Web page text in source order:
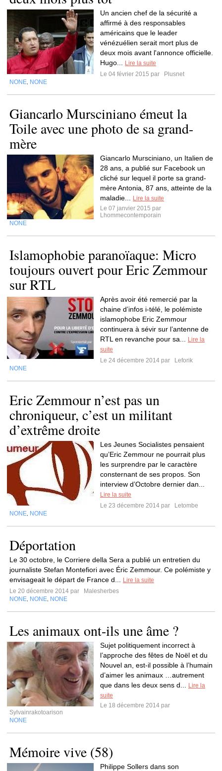
Un ancien chef de la sécurité a
affirmé à des responsables
américains que le leader
vénézuélien serait mort plus de
deux mois avant l'annonce officielle.
Hugo...
Lire la suite
Le 04 février 2015 par
Plusnet
NONE NONE
Giancarlo Mursciniano émeut la
Toile avec une photo de sa grand-
mère
Giancarlo Mursciniano, un Italien de
28 ans, a publié sur Facebook un
cliché sur lequel il porte sa grand-
mère Antonia, 87 ans, atteinte de la
maladie...
Lire la suite
Le 07 janvier 2015 par
Lhommecontemporain
NONE
Islamophobie paranoïaque: Micro
toujours ouvert pour Eric Zemmour
sur RTL
Après avoir été remercié par la
chaine d’infos i-télé, le polémiste
islamophobe Eric Zemmour
continuera à sévir sur l’antenne de
RTL en revanche pour sa...
Lire la
suite
Le 24 décembre 2014 par
Leforik
NONE
Eric Zemmour n’est pas un
chroniqueur, c’est un militant
d’extrême droite
Les Jeunes Socialistes pensaient
qu’Eric Zemmour ne pourrait plus
les surprendre par le caractère
consternant de ses propos. Son
interview d’Octobre dernier dan...
Lire la suite
Le 23 décembre 2014 par
Letombe
NONE NONE
Déportation
Le 30 octobre, le Corriere della Sera a publié un entretien du
journaliste Stefan Montefiori avec Éric Zemmour. Ce polémiste y
envisageait le départ de France d...
Lire la suite
Le 20 décembre 2014 par
Malesherbes
NONE NONE NONE
Les animaux ont-ils une âme ?
Sujet politiquement incorrect à
l’approche des fêtes de Noël et du
Nouvel an, est-il possible à l’humain
d’aimer les animaux …autrement
que dans les deux sens d...
Lire la
suite
Le 18 décembre 2014 par
Sylvainrakotoarison
NONE
Mémoire vive (58)
Philippe Sollers dans son